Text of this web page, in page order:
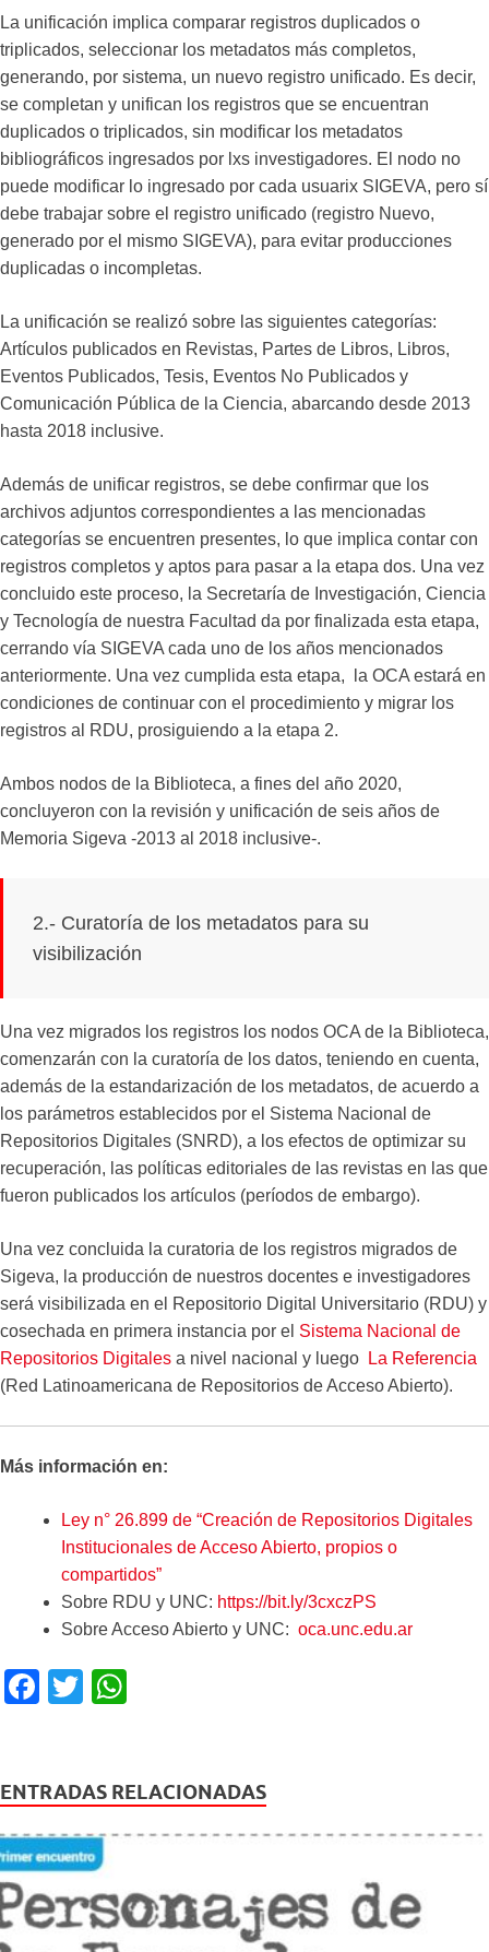
La unificación implica comparar registros duplicados o
triplicados, seleccionar los metadatos más completos,
generando, por sistema, un nuevo registro unificado. Es decir,
se completan y unifican los registros que se encuentran
duplicados o triplicados, sin modificar los metadatos
bibliográficos ingresados por lxs investigadores. El nodo no
puede modificar lo ingresado por cada usuarix SIGEVA, pero sí
debe trabajar sobre el registro unificado (registro Nuevo,
generado por el mismo SIGEVA), para evitar producciones
duplicadas o incompletas.
La unificación se realizó sobre las siguientes categorías:
Artículos publicados en Revistas, Partes de Libros, Libros,
Eventos Publicados, Tesis, Eventos No Publicados y
Comunicación Pública de la Ciencia, abarcando desde 2013
hasta 2018 inclusive.
Además de unificar registros, se debe confirmar que los
archivos adjuntos correspondientes a las mencionadas
categorías se encuentren presentes, lo que implica contar con
registros completos y aptos para pasar a la etapa dos. Una vez
concluido este proceso, la Secretaría de Investigación, Ciencia
y Tecnología de nuestra Facultad da por finalizada esta etapa,
cerrando vía SIGEVA cada uno de los años mencionados
anteriormente. Una vez cumplida esta etapa, la OCA estará en
condiciones de continuar con el procedimiento y migrar los
registros al RDU, prosiguiendo a la etapa 2.
Ambos nodos de la Biblioteca, a fines del año 2020,
concluyeron con la revisión y unificación de seis años de
Memoria Sigeva -2013 al 2018 inclusive-.
2.- Curatoría de los metadatos para su
visibilización
Una vez migrados los registros los nodos OCA de la Biblioteca,
comenzarán con la curatoría de los datos, teniendo en cuenta,
además de la estandarización de los metadatos, de acuerdo a
los parámetros establecidos por el Sistema Nacional de
Repositorios Digitales (SNRD), a los efectos de optimizar su
recuperación, las políticas editoriales de las revistas en las que
fueron publicados los artículos (períodos de embargo).
Una vez concluida la curatoria de los registros migrados de
Sigeva, la producción de nuestros docentes e investigadores
será visibilizada en el Repositorio Digital Universitario (RDU) y
cosechada en primera instancia por el Sistema Nacional de
Repositorios Digitales a nivel nacional y luego
La Referencia
(Red Latinoamericana de Repositorios de Acceso Abierto).
Más información en:
Ley n° 26.899 de “Creación de Repositorios Digitales
Institucionales de Acceso Abierto, propios o
compartidos”
Sobre RDU y UNC: https://bit.ly/3cxczPS
Sobre Acceso Abierto y UNC: oca.unc.edu.ar
F
e
b
o
o
k
T
er s
A
p
ENTRADAS RELACIONADAS